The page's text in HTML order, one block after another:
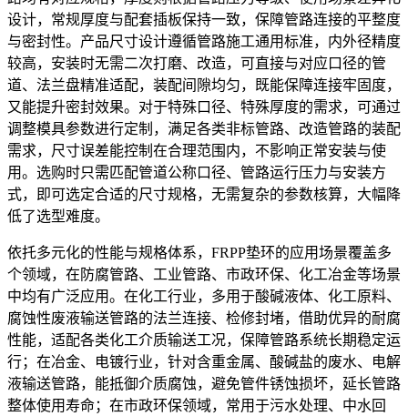
设计，常规厚度与配套插板保持一致，保障管路连接的平整度
与密封性。产品尺寸设计遵循管路施工通用标准，内外径精度
较高，安装时无需二次打磨、改造，可直接与对应口径的管
道、法兰盘精准适配，装配间隙均匀，既能保障连接牢固度，
又能提升密封效果。对于特殊口径、特殊厚度的需求，可通过
调整模具参数进行定制，满足各类非标管路、改造管路的装配
需求，尺寸误差能控制在合理范围内，不影响正常安装与使
用。选购时只需匹配管道公称口径、管路运行压力与安装方
式，即可选定合适的尺寸规格，无需复杂的参数核算，大幅降
低了选型难度。
依托多元化的性能与规格体系，FRPP垫环的应用场景覆盖多
个领域，在防腐管路、工业管路、市政环保、化工冶金等场景
中均有广泛应用。在化工行业，多用于酸碱液体、化工原料、
腐蚀性废液输送管路的法兰连接、检修封堵，借助优异的耐腐
性能，适配各类化工介质输送工况，保障管路系统长期稳定运
行；在冶金、电镀行业，针对含重金属、酸碱盐的废水、电解
液输送管路，能抵御介质腐蚀，避免管件锈蚀损坏，延长管路
整体使用寿命；在市政环保领域，常用于污水处理、中水回